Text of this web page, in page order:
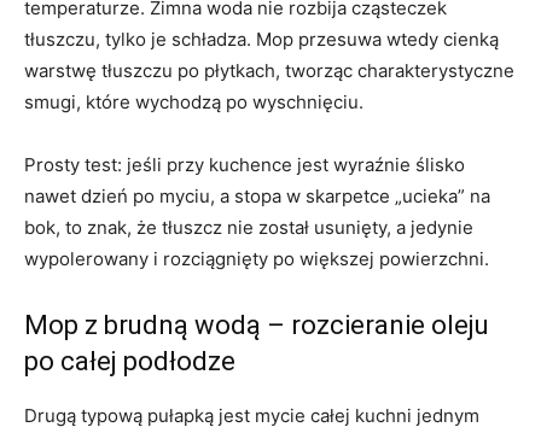
temperaturze. Zimna woda nie rozbija cząsteczek
tłuszczu, tylko je schładza. Mop przesuwa wtedy cienką
warstwę tłuszczu po płytkach, tworząc charakterystyczne
smugi, które wychodzą po wyschnięciu.
Prosty test: jeśli przy kuchence jest wyraźnie ślisko
nawet dzień po myciu, a stopa w skarpetce „ucieka” na
bok, to znak, że tłuszcz nie został usunięty, a jedynie
wypolerowany i rozciągnięty po większej powierzchni.
Mop z brudną wodą – rozcieranie oleju
po całej podłodze
Drugą typową pułapką jest mycie całej kuchni jednym